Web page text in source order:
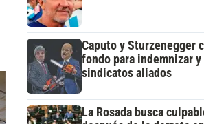
Caputo y Sturzenegger
fondo para indemnizar y
sindicatos aliados
La Rosada busca